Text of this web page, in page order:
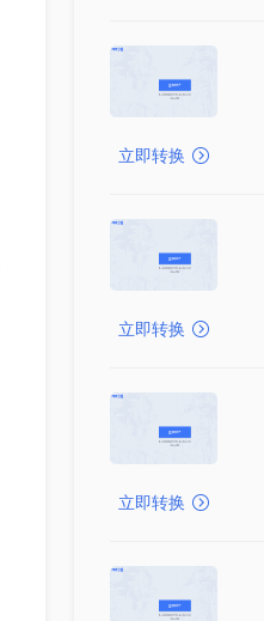
立即转换
立即转换
立即转换